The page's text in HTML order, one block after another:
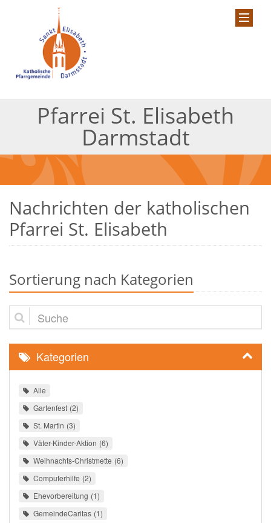
Pfarrei St. Elisabeth
Darmstadt
Nachrichten der katholischen
Pfarrei St. Elisabeth
Sortierung nach Kategorien
Suche
Kategorien
Alle
Gartenfest 2
St. Martin 3
Väter-Kinder-Aktion 6
Weihnachts-Christmette 6
Computerhilfe 2
Ehevorbereitung 1
GemeindeCaritas 1